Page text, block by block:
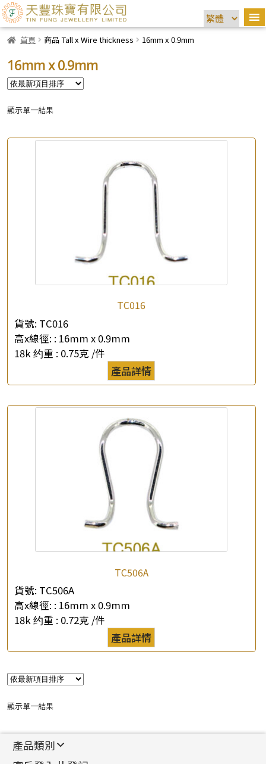
首頁 商品 Tall x Wire thickness 16mm x 0.9mm
16mm x 0.9mm
顯示單一結果
TC016
貨號: TC016
高x線徑: : 16mm x 0.9mm
18k 约重 : 0.75克 /件
產品詳情
TC506A
貨號: TC506A
高x線徑: : 16mm x 0.9mm
18k 约重 : 0.72克 /件
產品詳情
你的名字
公司名稱
* 聯絡電話
查詢以下產品
顯示單一結果
產品類別
新產品